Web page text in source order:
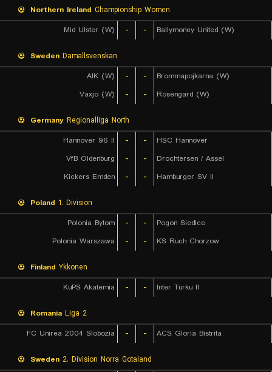
Northern Ireland Championship Women
Mid Ulster (W)
- - Ballymoney United (W)
Sweden Damallsvenskan
AIK (W)
- -
Brommapojkarna (W)
Vaxjo (W)
- - Rosengard (W)
Germany Regionalliga North
Hannover 96 II
- -
HSC Hannover
VfB Oldenburg
- -
Drochtersen / Assel
Kickers Emden
- - Hamburger SV II
Poland 1. Division
Polonia Bytom
- -
Pogon Siedlce
Polonia Warszawa
- - KS Ruch Chorzow
Finland Ykkonen
KuPS Akatemia
- - Inter Turku II
Romania Liga 2
FC Unirea 2004 Slobozia
- - ACS Gloria Bistrita
Sweden 2. Division Norra Gotaland